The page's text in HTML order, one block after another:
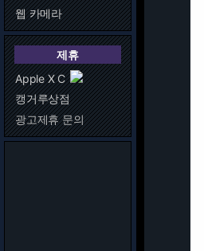
웹 카메라
제휴
Apple X C
캥거루상점
광고제휴 문의